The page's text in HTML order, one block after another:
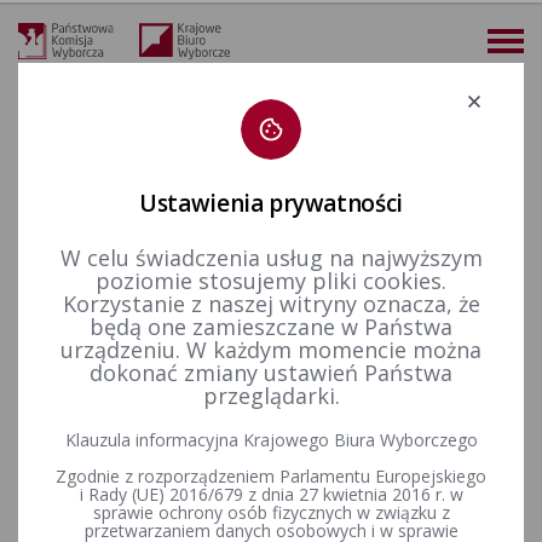
Deklaracja dostępności
więcej
Aktualności Konkurs „Wybieram Wybory” VI edycja Finał VI edycji Ogólnopolskiego Konkursu Wiedzy o Prawie Wyborczym „Wybieram Wybory”
Finał VI edycji
Ogólnopolskiego Konkursu
Wiedzy o Prawie Wyborczym
„Wybieram Wybory”
Ustawienia prywatności
W celu świadczenia usług na najwyższym
poziomie stosujemy pliki cookies.
Korzystanie z naszej witryny oznacza, że
będą one zamieszczane w Państwa
urządzeniu. W każdym momencie można
dokonać zmiany ustawień Państwa
przeglądarki.
Klauzula informacyjna Krajowego Biura Wyborczego
Zgodnie z rozporządzeniem Parlamentu Europejskiego
i Rady (UE) 2016/679 z dnia 27 kwietnia 2016 r. w
sprawie ochrony osób fizycznych w związku z
przetwarzaniem danych osobowych i w sprawie